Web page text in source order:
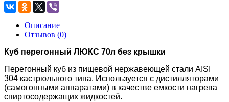
Описание
Отзывов (0)
Куб перегонный ЛЮКС 70л без крышки
Перегонный куб из пищевой нержавеющей стали AISI
304 кастрюльного типа. Используется с дистилляторами
(самогонными аппаратами) в качестве емкости нагрева
спиртосодержащих жидкостей.